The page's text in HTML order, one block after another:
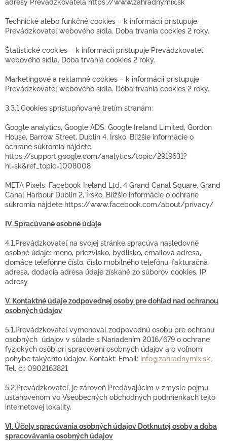
adresy Prevádzkovateľa https://www.zahradnymix.sk
Technické alebo funkčné cookies – k informácii pristupuje
Prevádzkovateľ webového sídla. Doba trvania cookies 2 roky.
Štatistické cookies – k informácii pristupuje Prevádzkovateľ
webového sídla. Doba trvania cookies 2 roky.
Marketingové a reklamné cookies – k informácii pristupuje
Prevádzkovateľ webového sídla. Doba trvania cookies 2 roky.
3.3.1.Cookies sprístupňované tretím stranám:
Google analytics, Google ADS: Google Ireland Limited, Gordon
House, Barrow Street, Dublin 4, Írsko. Bližšie informácie o
ochrane súkromia nájdete
https://support.google.com/analytics/topic/2919631?
hl=sk&ref_topic=1008008
META Pixels: Facebook Ireland Ltd. 4 Grand Canal Square, Grand
Canal Harbour Dublin 2, Írsko. Bližšie informácie o ochrane
súkromia nájdete https://www.facebook.com/about/privacy/
IV. Spracúvané osobné údaje
4.1.Prevádzkovateľ na svojej stránke spracúva nasledovné
osobné údaje: meno, priezvisko, bydlisko, emailová adresa,
domáce telefónne číslo, číslo mobilného telefónu, fakturačná
adresa, dodacia adresa údaje získané zo súborov cookies, IP
adresy.
V. Kontaktné údaje zodpovednej osoby pre dohľad nad ochranou
osobných údajov
5.1.Prevádzkovateľ vymenoval zodpovednú osobu pre ochranu
osobných údajov v súlade s Nariadením 2016/679 o ochrane
fyzických osôb pri spracovaní osobných údajov a o voľnom
pohybe takýchto údajov. Kontakt: Email: info@zahradnymix.sk,
Tel. č.: 0902163821
5.2.Prevádzkovateľ, je zároveň Predávajúcim v zmysle pojmu
ustanovenom vo Všeobecných obchodných podmienkach tejto
internetovej lokality.
VI. Účely spracúvania osobných údajov Dotknutej osoby a doba
spracovávania osobných údajov